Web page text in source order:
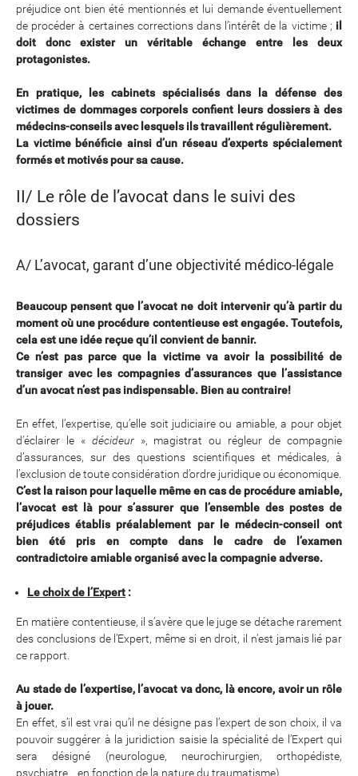
préjudice ont bien été mentionnés et lui demande éventuellement
de procéder à certaines corrections dans l’intérêt de la victime ; il
doit donc exister un véritable échange entre les deux
protagonistes.
En pratique, les cabinets spécialisés dans la défense des
victimes de dommages corporels confient leurs dossiers à des
médecins-conseils avec lesquels ils travaillent régulièrement.
La victime bénéficie ainsi d’un réseau d’experts spécialement
formés et motivés pour sa cause.
II/ Le rôle de l’avocat dans le suivi des
dossiers
A/ L’avocat, garant d’une objectivité médico-légale
Beaucoup pensent que l’avocat ne doit intervenir qu’à partir du
moment où une procédure contentieuse est engagée. Toutefois,
cela est une idée reçue qu’il convient de bannir.
Ce n’est pas parce que la victime va avoir la possibilité de
transiger avec les compagnies d’assurances que l’assistance
d’un avocat n’est pas indispensable. Bien au contraire!
En effet, l’expertise, qu’elle soit judiciaire ou amiable, a pour objet
d’éclairer le « décideur », magistrat ou régleur de compagnie
d’assurances, sur des questions scientifiques et médicales, à
l’exclusion de toute considération d’ordre juridique ou économique.
C’est la raison pour laquelle même en cas de procédure amiable,
l’avocat est là pour s’assurer que l’ensemble des postes de
préjudices établis préalablement par le médecin-conseil ont
bien été pris en compte dans le cadre de l’examen
contradictoire amiable organisé avec la compagnie adverse.
Le choix de l’Expert :
En matière contentieuse, il s’avère que le juge se détache rarement
des conclusions de l’Expert, même si en droit, il n’est jamais lié par
ce rapport.
Au stade de l’expertise, l’avocat va donc, là encore, avoir un rôle
à jouer.
En effet, s’il est vrai qu’il ne désigne pas l’expert de son choix, il va
pouvoir suggérer à la juridiction saisie la spécialité de l’Expert qui
sera désigné (neurologue, neurochirurgien, orthopédiste,
psychiatre… en fonction de la nature du traumatisme).